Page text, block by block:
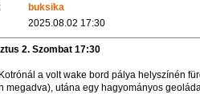
buksika
2025.08.02 17:30
2. Szombat 17:30
a volt wake bord pálya helyszínén
megadva), utána egy hagyományos